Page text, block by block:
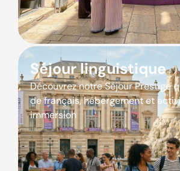
Séjour linguistique
Découvrez notre Séjour Prestige
de français, hébergement et
immersion